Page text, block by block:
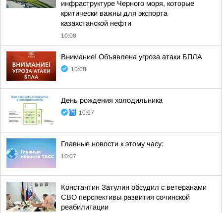
инфраструктуре Черного моря, которые
критически важны для экспорта
казахстанской нефти
10:08
Внимание! Объявлена угроза атаки БПЛА
10:08
День рождения холодильника
10:07
Главные новости к этому часу:
10:07
Константин Затулин обсудил с ветеранами
СВО перспективы развития сочинской
реабилитации